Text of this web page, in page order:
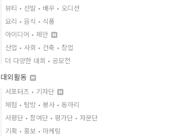
뷰티 • 선발 • 배우 • 오디션
요리 • 음식 • 식품
아이디어 • 제안
산업 • 사회 • 건축 • 창업
더 다양한 대회 • 공모전
대외활동
서포터즈 • 기자단
체험 • 탐방 • 봉사 • 동아리
서평단 • 참여단 • 평가단 • 자문단
기획 • 홍보 • 마케팅